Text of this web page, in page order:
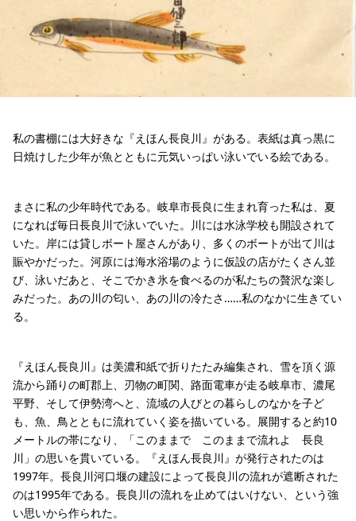
私の書棚には大好きな『えほん長良川』がある。表紙は真っ黒に
日焼けした少年が魚とともに元気いっぱい泳いでいる絵である。
まさに私の少年時代である。岐阜市長良に生まれ育った私は、夏
になれば毎日長良川で泳いでいた。川には水泳学校も開設されて
いた。岸には貸しボート屋さんがあり、多くのボートが出て川は
賑やかだった。河原には海水浴場のように仮設の店がたくさん並
び、泳いだあと、そこでかき氷を食べるのが私たちの贅沢な楽し
みだった。あの川の匂い、あの川の冷たさ……私のなかに生きてい
る。
『えほん長良川』は美濃和紙で折りたたみ編集され、雪を頂く源
流から踊りの町郡上、刃物の町関、路面電車が走る岐阜市、濃尾
平野、そして伊勢湾へと、流域の人びとの暮らしのなかを子ど
も、魚、鳥とともに流れていく姿を描いている。展開すると約10
メートルの帯になり、「このままで このままで流れよ 長良
川」の思いを貫いている。『えほん長良川』が発行されたのは
1997年。長良川河口堰の建設によって長良川の流れが遮断された
のは1995年である。長良川の流れを止めてはいけない、という強
い思いから作られた。